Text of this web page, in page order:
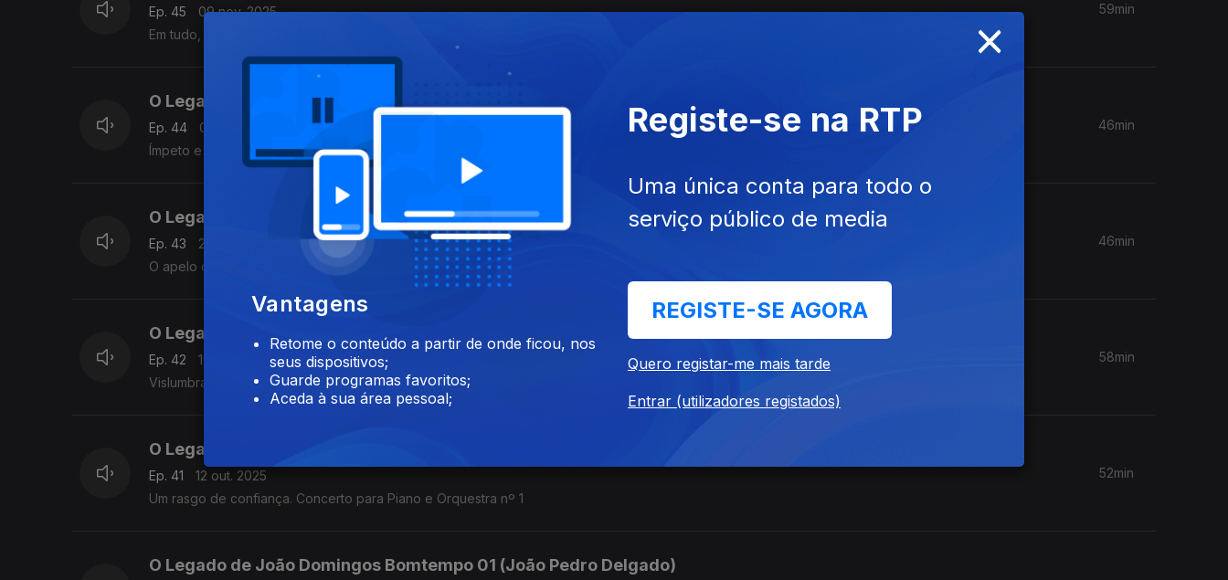
Ep. 45
09 nov. 2025
Em tudo, um novo caminho - Música de Câmara.
59min
O Legado de João Domingos Bomtempo 05 (João Pedro Delgado)
Ep. 44
02 nov. 2025
Ímpeto e tempestade: Concerto para Piano e Orquestra nº 3
46min
O Legado de João Domingos Bomtempo 04 (João Pedro Delgado)
Ep. 43
26 out. 2025
O apelo da música doméstica - Variações: op. 4, op. 6, op. 8
46min
O Legado de João Domingos Bomtempo 03 (João Pedro Delgado)
Ep. 42
19 out. 2025
Vislumbrando o século XIX - Sonatas op. 5 e op. 9.
58min
O Legado de João Domingos Bomtempo 02 (João Pedro Delgado)
Ep. 41
12 out. 2025
Um rasgo de confiança. Concerto para Piano e Orquestra nº 1
52min
O Legado de João Domingos Bomtempo 01 (João Pedro Delgado)
×
Vantagens
Retome o conteúdo a partir de onde ficou, nos
seus dispositivos;
Guarde programas favoritos;
Aceda à sua área pessoal;
Registe-se na RTP
Uma única conta para todo o
serviço público de media
REGISTE-SE AGORA
Quero registar-me mais tarde
Entrar (utilizadores registados)